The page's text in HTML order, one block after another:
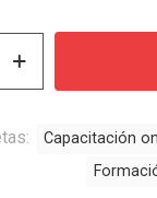
Capacitación